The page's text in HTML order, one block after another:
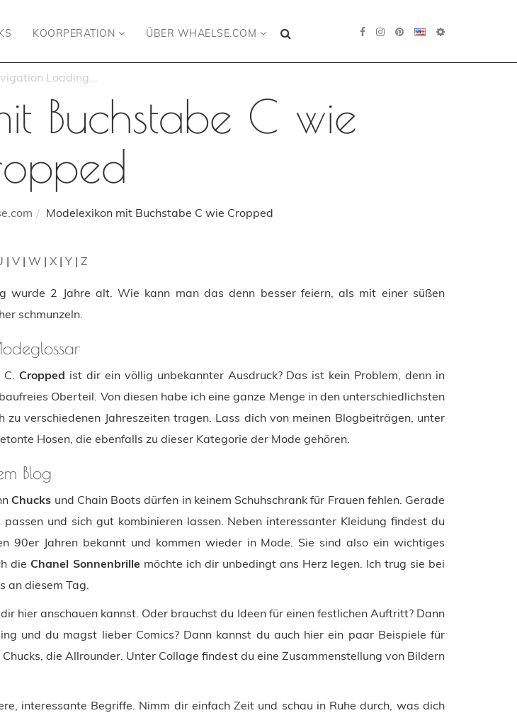
KOORPERATION ÜBER WHAELSE.COM
Buchstabe C wie
Modelexikon mit Buchstabe C wie Cropped
| V | W | X | Y | Z
wurde 2 Jahre alt. Wie kann man das denn besser feiern, als mit einer süßen
schmunzeln.
C.Cropped ist dir ein völlig unbekannter Ausdruck? Das ist kein Problem, denn in
Oberteil. Von diesen habe ich eine ganze Menge in den unterschiedlichsten
zu verschiedenen Jahreszeiten tragen. Lass dich von meinen Blogbeiträgen, unter
Hosen, die ebenfalls zu dieser Kategorie der Mode gehören.
Blog
Chucks und Chain Boots dürfen in keinem Schuhschrank für Frauen fehlen. Gerade
und sich gut kombinieren lassen. Neben interessanter Kleidung findest du
90er Jahren bekannt und kommen wieder in Mode. Sie sind also ein wichtiges
dieChanel Sonnenbrille möchte ich dir unbedingt ans Herz legen. Ich trug sie bei
an diesem Tag.
hier anschauen kannst. Oder brauchst du Ideen für einen festlichen Auftritt? Dann
und du magst lieber Comics? Dann kannst du auch hier ein paar Beispiele für
die Allrounder. Unter Collage findest du eine Zusammenstellung von Bildern
interessante Begriffe. Nimm dir einfach Zeit und schau in Ruhe durch, was dich